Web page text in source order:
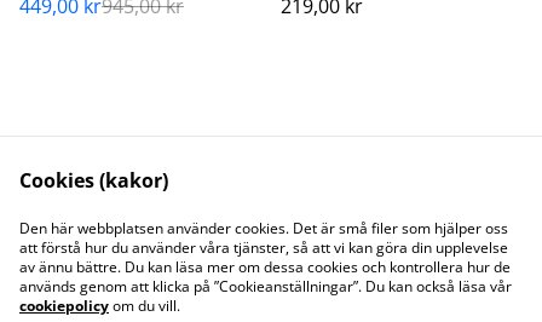
449,00 kr945,00 kr
219,00 kr
Kilklämma teleskopstång
89,00 kr
Sensor hållare P19
Cookies (kakor)
Den här webbplatsen använder cookies. Det är små filer som hjälper oss
att förstå hur du använder våra tjänster, så att vi kan göra din upplevelse
av ännu bättre. Du kan läsa mer om dessa cookies och kontrollera hur de
används genom att klicka på ”Cookieanställningar”. Du kan också läsa vår
cookiepolicyom du vill.